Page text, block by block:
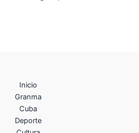
Inicio
Granma
Cuba
Deporte